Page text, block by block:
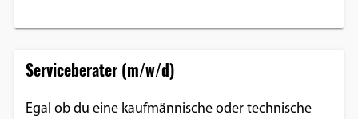
Serviceberater (m/w/d)
Egal ob du eine kaufmännische oder technische